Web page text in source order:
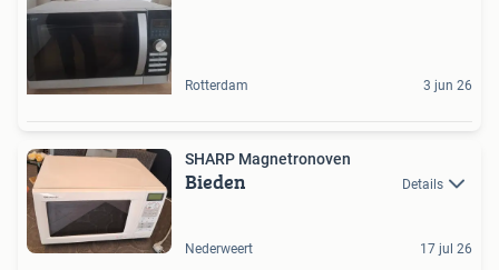
Rotterdam 3 jun 26
SHARP Magnetronoven
Bieden Details
Nederweert 17 jul 26